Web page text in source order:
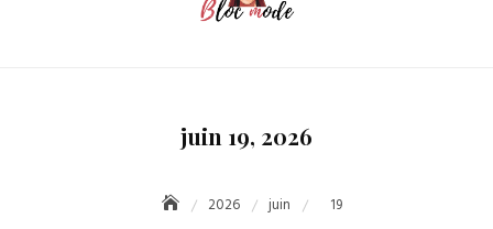
juin 19, 2026
2026 juin 19